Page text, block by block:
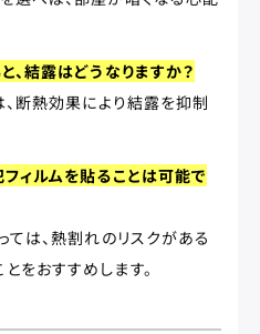
、結露はどうなりますか？
断熱効果により結露を抑制
ィルムを貼ることは可能で
は、熱割れのリスクがある
をおすすめします。